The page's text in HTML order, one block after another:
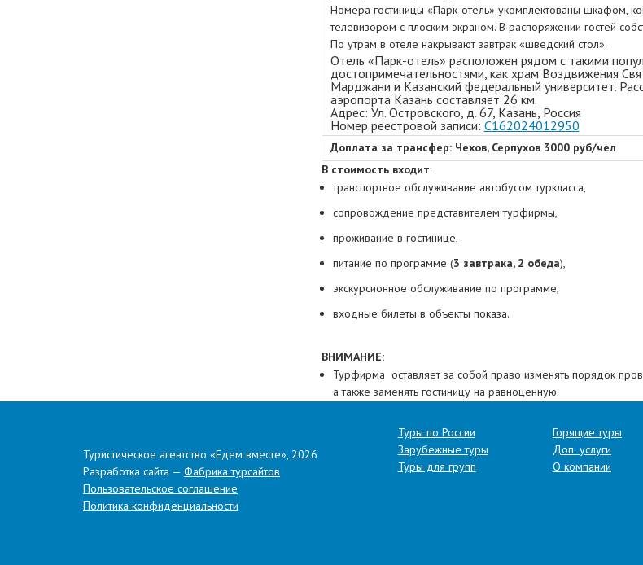
Номера гостиницы «Парк-отель» укомплектованы шкафом,
телевизором с плоским экраном. В распоряжении гостей
По утрам в отеле накрывают завтрак «шведский стол».
Отель «Парк-отель» расположен рядом с такими
достопримечательностями, как храм Воздвижения
Марджани и Казанский федеральный университет.
аэропорта Казань составляет 26 км.
Адрес: Ул. Островского, д. 67, Казань, Россия
Номер реестровой записи: С162024012950
Доплата за трансфер: Чехов, Серпухов 3000 руб/чел
В стоимость входит:
транспортное обслуживание автобусом туркласса,
сопровождение представителем турфирмы,
проживание в гостинице,
питание по программе (3 завтрака, 2 обеда),
экскурсионное обслуживание по программе,
входные билеты в объекты показа.
ВНИМАНИЕ:
Турфирма оставляет за собой право изменять порядок
а также заменять гостиницу на равноценную.
разных моделях автобусов расположена по-разному, при
расположения.
Марка и номер автобуса сообщаются накануне отъезда на
Туристическое агентство «Едем вместе», 2026
Разработка сайта — Фабрика турсайтов
Пользовательское соглашение
Политика конфиденциальности
Туры по России
Зарубежные туры
Туры для групп
Горящие туры
Доп. услуги
О компании